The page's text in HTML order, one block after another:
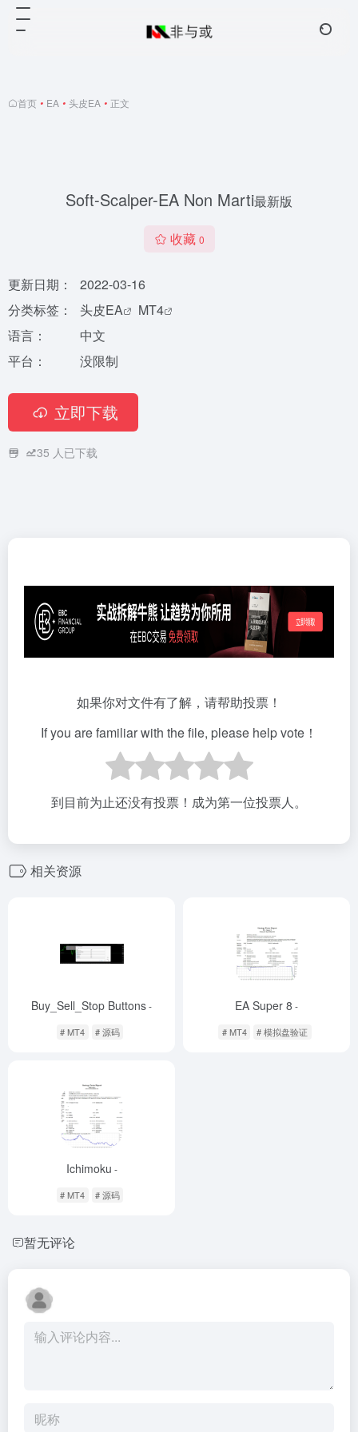
首页 • EA • 头皮EA • 正文
Soft-Scalper-EA Non Marti最新版
收藏 0
更新日期：
2022-03-16
分类标签：
头皮EA
MT4
语言：
中文
平台：
没限制
立即下载
35 人已下载
如果你对文件有了解，请帮助投票！
If you are familiar with the file, please help vote！
到目前为止还没有投票！成为第一位投票人。
相关资源
Buy_Sell_Stop Buttons-
# MT4 # 源码
EA Super 8 -
# MT4 # 模拟盘验证
Ichimoku -
# MT4 # 源码
暂无评论